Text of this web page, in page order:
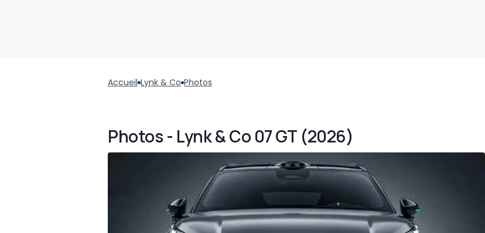
Accueil Lynk & Co Photos
Photos - Lynk & Co 07 GT (2026)